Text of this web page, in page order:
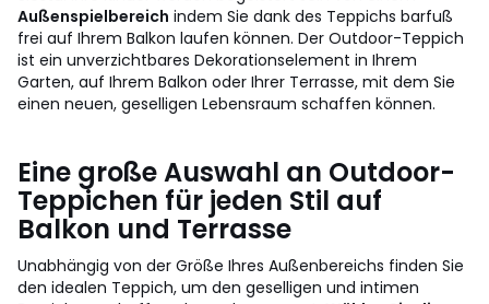
Außenspielbereich indem Sie dank des Teppichs barfuß
frei auf Ihrem Balkon laufen können. Der Outdoor-Teppich
ist ein unverzichtbares Dekorationselement in Ihrem
Garten, auf Ihrem Balkon oder Ihrer Terrasse, mit dem Sie
einen neuen, geselligen Lebensraum schaffen können.
Eine große Auswahl an Outdoor-
Teppichen für jeden Stil auf
Balkon und Terrasse
Unabhängig von der Größe Ihres Außenbereichs finden Sie
den idealen Teppich, um den geselligen und intimen